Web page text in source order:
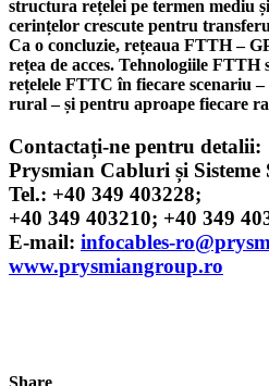
structura rețelei pe termen mediu
cerințelor crescute pentru
Ca o concluzie, rețeaua FTTH –
rețea de acces. Tehnologiile
rețelele FTTC în fiecare scenariu
rural – și pentru aproape fiecare
Contactați-ne pentru detalii:
Prysmian Cabluri și Sisteme
Tel.: +40 349 403228;
+40 349 403210; +40 349
E-mail: infocables-
www.prysmiangroup.ro
Share